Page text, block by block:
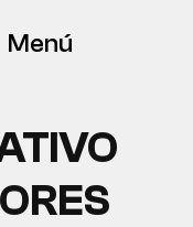
Menú